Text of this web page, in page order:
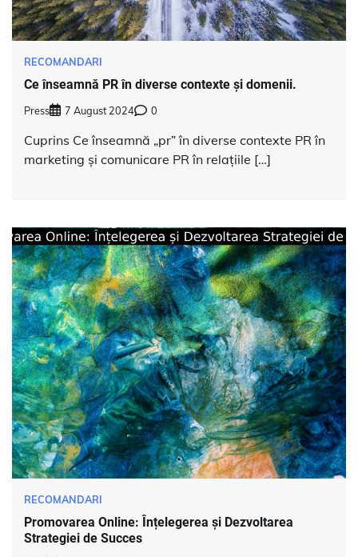
RECOMANDARI
Ce înseamnă PR în diverse contexte și domenii.
Press 7 August 2024 0
Cuprins Ce înseamnă „pr” în diverse contexte PR în
marketing și comunicare PR în relațiile […]
RECOMANDARI
Promovarea Online: Înțelegerea și Dezvoltarea
Strategiei de Succes